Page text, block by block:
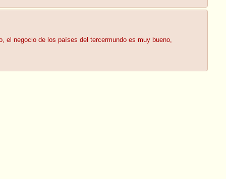
el negocio de los países del tercermundo es muy bueno,